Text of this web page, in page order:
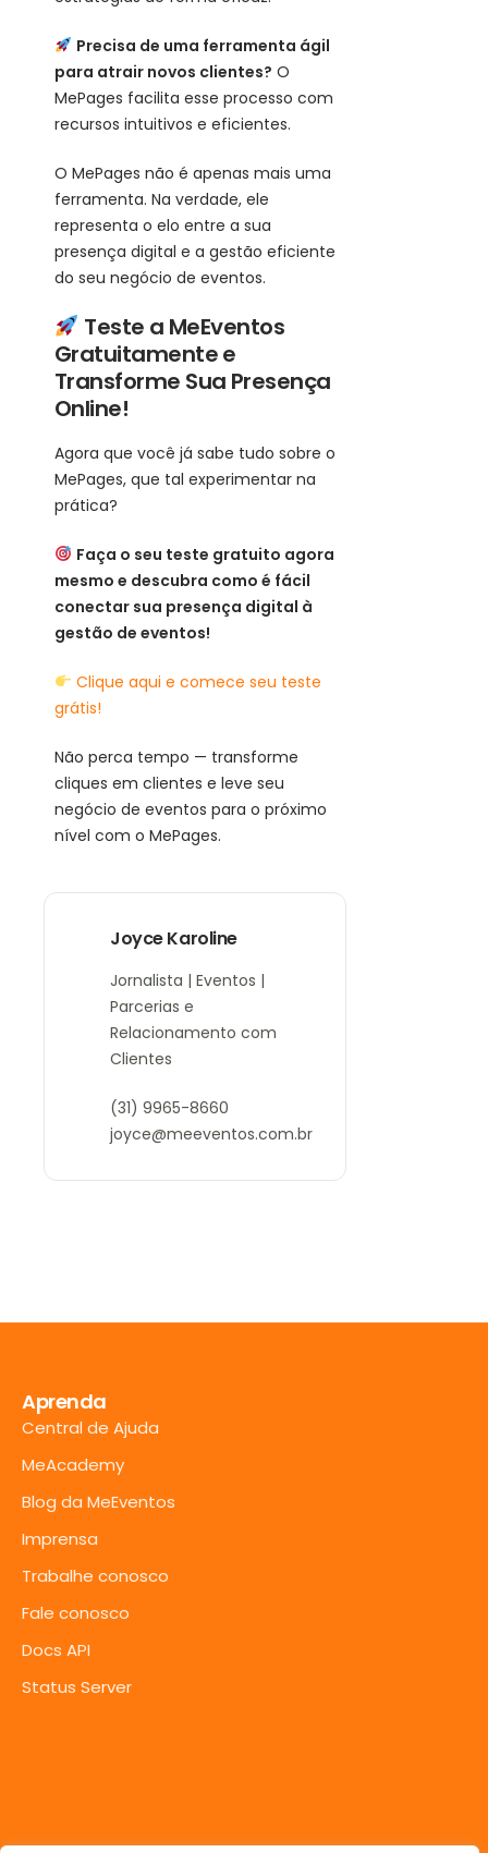
Precisa de uma ferramenta ágil
para atrair novos clientes? O
MePages facilita esse processo com
recursos intuitivos e eficientes.
O MePages não é apenas mais uma
ferramenta. Na verdade, ele
representa o elo entre a sua
presença digital e a gestão eficiente
do seu negócio de eventos.
Teste a MeEventos
Gratuitamente e
Transforme Sua Presença
Online!
Agora que você já sabe tudo sobre o
MePages, que tal experimentar na
prática?
Faça o seu teste gratuito agora
mesmo e descubra como é fácil
conectar sua presença digital à
gestão de eventos!
Clique aqui e comece seu teste
grátis!
Não perca tempo — transforme
cliques em clientes e leve seu
negócio de eventos para o próximo
nível com o MePages.
Joyce Karoline
Jornalista | Eventos |
Parcerias e
Relacionamento com
Clientes
(31) 9965-8660
joyce@meeventos.com.br
Aprenda
Central de Ajuda
MeAcademy
Blog da MeEventos
Imprensa
Trabalhe conosco
Fale conosco
Docs API
Status Server